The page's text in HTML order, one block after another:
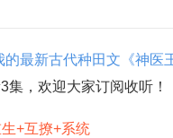
最新古代种田文《神医
，欢迎大家订阅收听！
+互撩+系统